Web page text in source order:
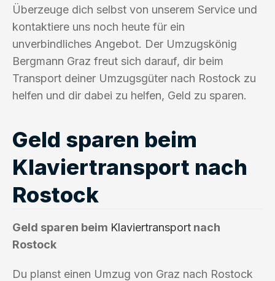
Überzeuge dich selbst von unserem Service und
kontaktiere uns noch heute für ein
unverbindliches Angebot. Der Umzugskönig
Bergmann Graz freut sich darauf, dir beim
Transport deiner Umzugsgüter nach Rostock zu
helfen und dir dabei zu helfen, Geld zu sparen.
Geld sparen beim
Klaviertransport nach
Rostock
Geld sparen beim Klaviertransport nach
Rostock
Du planst einen Umzug von Graz nach Rostock